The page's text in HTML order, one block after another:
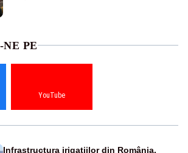
PE
YouTube
Infrastructura irigațiilor din România,